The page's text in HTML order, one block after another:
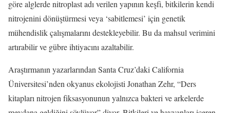
göre alglerde nitroplast adı verilen yapının keşfi, bitkilerin kendi
nitrojenini dönüştürmesi veya ‘sabitlemesi’ için genetik
mühendislik çalışmalarını destekleyebilir. Bu da mahsul verimini
artırabilir ve gübre ihtiyacını azaltabilir.
Araştırmanın yazarlarından Santa Cruz’daki California
Üniversitesi’nden okyanus ekolojisti Jonathan Zehr, “Ders
kitapları nitrojen fiksasyonunun yalnızca bakteri ve arkelerde